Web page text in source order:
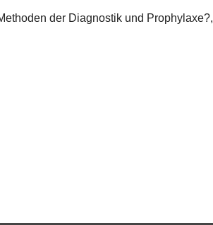
der Diagnostik und